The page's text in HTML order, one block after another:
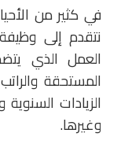
في كثير من
نتقدم إلى
العمل الذي
المستحقة
الزيادات
وغيرها.